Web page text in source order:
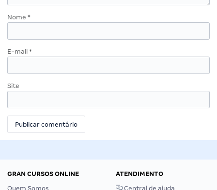
Nome *
E-mail *
Site
GRAN CURSOS ONLINE
Quem Somos
ATENDIMENTO
Central de ajuda